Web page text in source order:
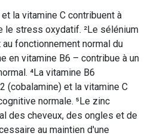
la vitamine C contribuent à
le stress oxydatif. ²Le sélénium
fonctionnement normal du
en vitamine B6 – contribue à un
⁴La vitamine B6
(cobalamine) et la vitamine C
normale. ⁵Le zinc
des cheveux, des ongles et de
au maintien d'une